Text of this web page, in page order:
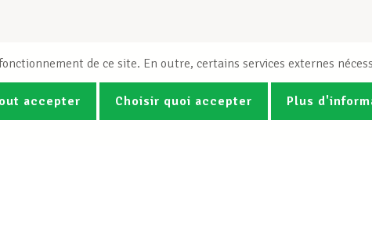
de ce site. En outre, certains services externes
accepter Choisir quoi accepter Plus